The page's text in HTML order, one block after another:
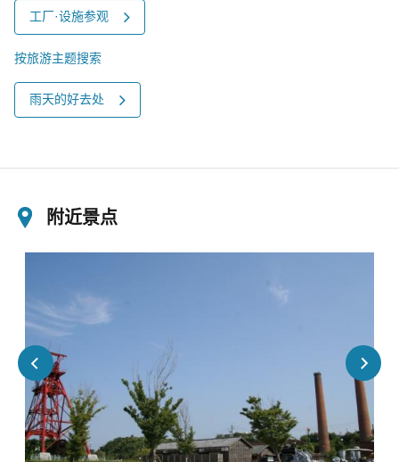
工厂·设施参观
按旅游主题搜索
雨天的好去处
附近景点